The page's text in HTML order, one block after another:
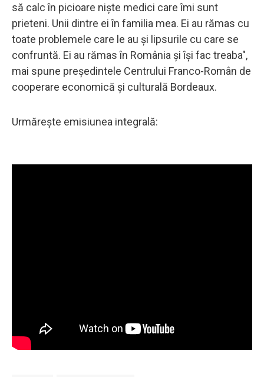
să calc în picioare niște medici care îmi sunt
prieteni. Unii dintre ei în familia mea. Ei au rămas cu
toate problemele care le au și lipsurile cu care se
confruntă. Ei au rămas în România și își fac treaba",
mai spune președintele Centrului Franco-Român de
cooperare economică și culturală Bordeaux.
Urmărește emisiunea integrală: